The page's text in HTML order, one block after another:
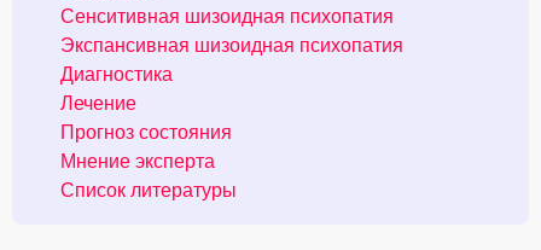
Сенситивная шизоидная психопатия
Экспансивная шизоидная психопатия
Диагностика
Лечение
Прогноз состояния
Мнение эксперта
Список литературы